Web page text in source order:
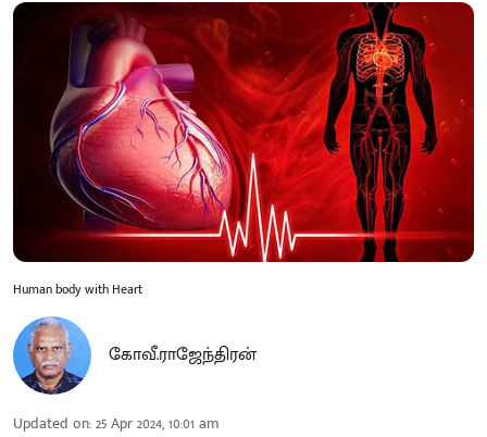
Human body with Heart
கோவீ.ராஜேந்திரன்
Updated on:25 Apr 2024, 10:01 am